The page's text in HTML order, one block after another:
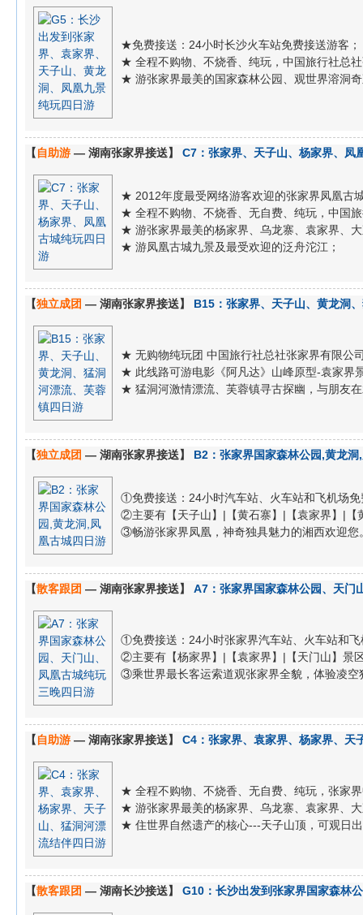
★免费接送：24小时长沙火车站免费接送游客；
★ 全程不购物、不烧香、纯玩，中国旅行社总
★ 游张家界最美的国家森林公园、观世界溶洞
【 自助游 — 湖南张家界接送】 C7：张家界、天子山、杨家界、凤
★ 2012年度最受网络游客欢迎的张家界凤凰古
★ 全程不购物、不烧香、无自费、纯玩，中国
★ 游张家界最美的杨家界、乌龙寨、袁家界、
★ 游凤凰古城九景及最受欢迎的泛舟沱江；
【独立成团 — 湖南张家界接送】 B15：张家界、天子山、黄龙洞
★ 无购物纯玩团 中国旅行社总社张家界有限公
★ 此线路可游电影《阿凡达》山峰原型-袁家界
★ 猛洞河激情漂流、芙蓉镇寻古探幽，与朋友
【独立成团 — 湖南张家界接送】 B2：张家界国家森林公园,黄龙洞
①免费接送：24小时汽车站、火车站和飞机场免
②主要有【天子山】|【黄石寨】|【袁家界】|【
③畅游张家界凤凰，神奇独具魅力的湘西欢迎您
【散客跟团 — 湖南张家界接送】 A7：张家界国家森林公园、天门
①免费接送：24小时张家界汽车站、火车站和飞
②主要有【杨家界】|【袁家界】|【天门山】景
③乘世界最长客运索道观张家界全貌，体验凌空
【 自助游 — 湖南张家界接送】 C4：张家界、袁家界、杨家界、天
★ 全程不购物、不烧香、无自费、纯玩，张家
★ 游张家界最美的杨家界、乌龙寨、袁家界、
★ 住世界自然遗产的核心---天子山顶，可观日
【散客跟团 — 湖南长沙接送】 G10：长沙出发到张家界国家森林